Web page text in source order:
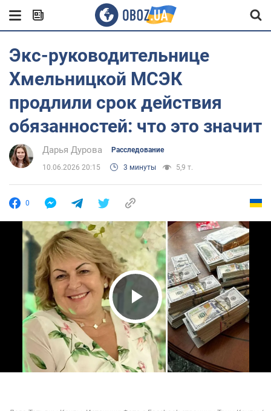
Экс-руководительнице
Хмельницкой МСЭК
продлили срок действия
обязанностей: что это значит
Дарья Дурова Расследование
10.06.2026 20:15 3 минуты 5,9 т.
0
Play Video